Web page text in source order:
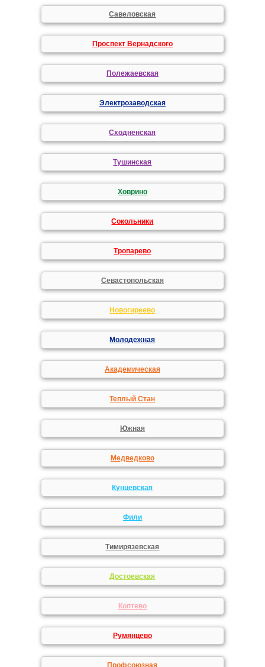
Савеловская
Проспект Вернадского
Полежаевская
Электрозаводская
Сходненская
Тушинская
Ховрино
Сокольники
Тропарево
Севастопольская
Новогиреево
Молодежная
Академическая
Теплый Стан
Южная
Медведково
Кунцевская
Фили
Тимирязевская
Достоевская
Коптево
Румянцево
Профсоюзная